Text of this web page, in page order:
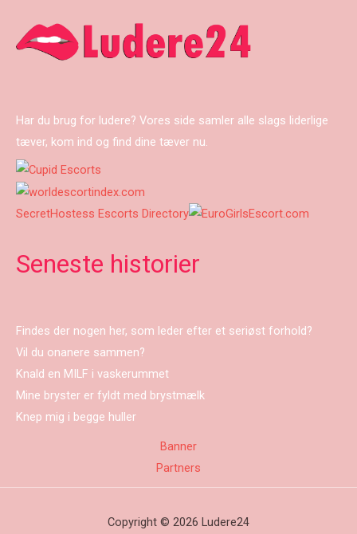
Har du brug for ludere? Vores side samler alle slags liderlige
tæver, kom ind og find dine tæver nu.
SecretHostess Escorts Directory
Seneste historier
Findes der nogen her, som leder efter et seriøst forhold?
Vil du onanere sammen?
Knald en MILF i vaskerummet
Mine bryster er fyldt med brystmælk
Knep mig i begge huller
Banner
Partners
Copyright © 2026 Ludere24